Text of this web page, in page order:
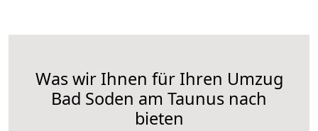
Was wir Ihnen für Ihren Umzug
Bad Soden am Taunus nach
bieten